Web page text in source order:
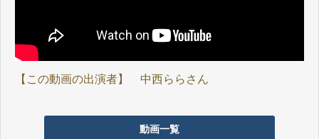
公式LINE（無料）
【この動画の出演者】 中西ららさん
動画一覧